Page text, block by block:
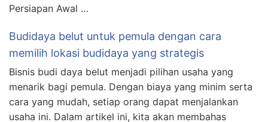
Persiapan Awal …
Budidaya belut untuk pemula dengan cara
memilih lokasi budidaya yang strategis
Bisnis budi daya belut menjadi pilihan usaha yang
menarik bagi pemula. Dengan biaya yang minim serta
cara yang mudah, setiap orang dapat menjalankan
usaha ini. Dalam artikel ini, kita akan membahas